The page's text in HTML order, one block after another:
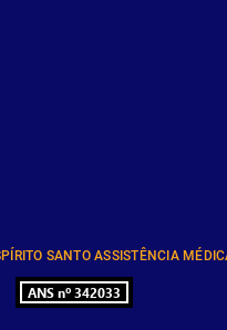
SANTO ASSISTÊNCIA
ANS nº 342033